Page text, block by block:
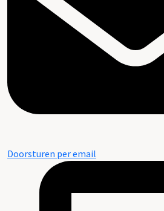
Doorsturen per email